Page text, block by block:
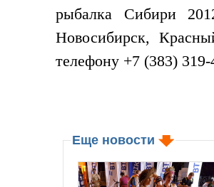
рыбалка Сибири
Новосибирск,
телефону +7 (383)
Еще новости